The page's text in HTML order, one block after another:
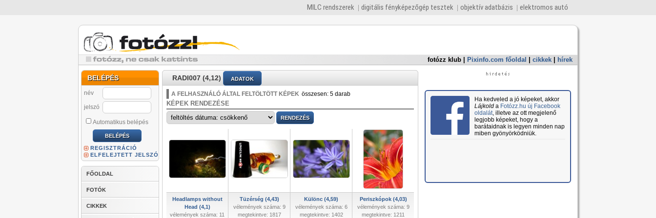
MILC rendszerek digitális fényképezőgép tesztek objektív adatbázis elektromos autó
fotózz klub Pixinfo.com főoldal cikkek hírek
BELÉPÉS
név
jelszó
Automatikus belépés
REGISZTRÁCIÓ
ELFELEJTETT JELSZÓ
FŐOLDAL
FOTÓK
CIKKEK
RADI007 (4,12) ADATOK
A FELHASZNÁLÓ ÁLTAL FELTÖLTÖTT KÉPEK összesen: 5 darab
KÉPEK RENDEZÉSE
Headlamps without
Head (4,1)
vélemények száma: 11
Tüzérség (4,43)
vélemények száma: 9
megtekintve: 1817
Különc (4,59)
vélemények száma: 6
megtekintve: 1402
Periszkópok (4,03)
vélemények száma: 9
megtekintve: 1211
Ha kedveled a jó képeket, akkor
Lájkolda Fotózz.hu új Facebook
oldalát, illetve az ott megjelenő
legjobb képeket, hogy a
barátaidnak is legyen minden nap
miben gyönyörködniük.